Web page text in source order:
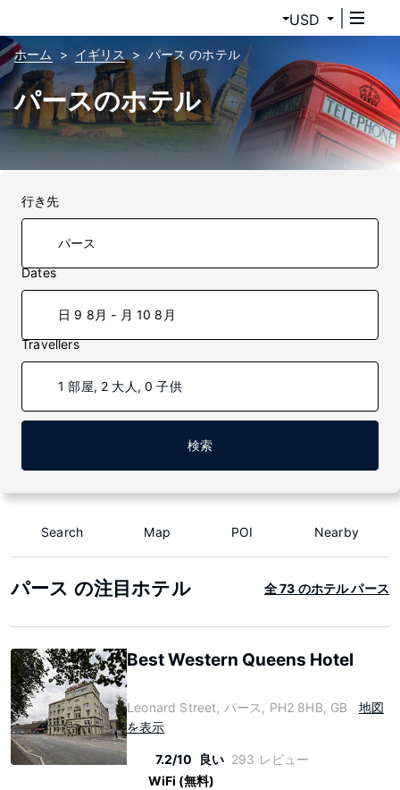
USD
ホーム イギリス パース のホテル
パースのホテル
行き先
Dates
日 9 8月 - 月 10 8月
Travellers
1 部屋, 2 大人, 0 子供
検索
Search Map POI Nearby
パース の注目ホテル 全 73 のホテル パース
Best Western Queens Hotel
Leonard Street, パース, PH2 8HB, GB
地図
を表示
7.2/10 良い 293 レビュー
WiFi (無料)